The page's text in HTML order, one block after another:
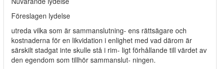
Föreslagen lydelse
utreda vilka som är sammanslutning- ens rättsägare och
kostnaderna för en likvidation i enlighet med vad därom är
särskilt stadgat inte skulle stå i rim- ligt förhållande till värdet av
den egendom som tillhör sammanslut- ningen.